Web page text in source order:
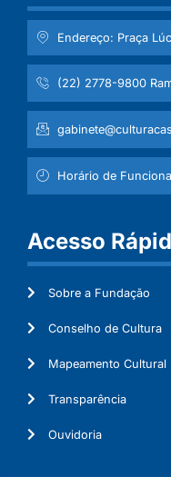
Endereço: Praça
(22) 2778-9800
Horário de
Acesso
Sobre a Fundação
Conselho de Cultura
Mapeamento Cultural
Transparência
Ouvidoria